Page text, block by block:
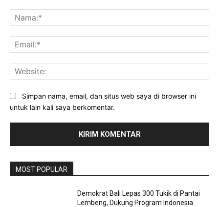
Simpan nama, email, dan situs web saya di browser ini
untuk lain kali saya berkomentar.
MOST POPULAR
Demokrat Bali Lepas 300 Tukik di Pantai
Lembeng, Dukung Program Indonesia